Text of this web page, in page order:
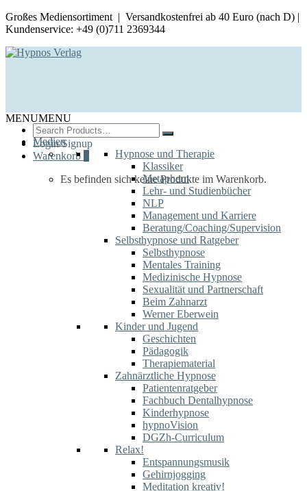
Großes Mediensortiment | Versandkostenfrei ab 40 Euro (nach D) |
Kundenservice: +49 (0)711 2369344
Search
for:
Login/Signup
Warenkorb
Es befinden sich keine Produkte im Warenkorb.
MENUMENU
Medien
Hypnose und Therapie
Klassiker
Metaphern
Lehr- und Studienbücher
NLP
Management und Karriere
Beratung/Coaching/Supervision
Selbsthypnose und Ratgeber
Selbsthypnose
Mentales Training
Medizinische Hypnose
Sexualität und Partnerschaft
Beim Zahnarzt
Werner Eberwein
Kinder und Jugend
Geschichten
Pädagogik
Therapiematerial
Zahnärztliche Hypnose
Patientenratgeber
Fachbuch Dentalhypnose
Kinderhypnose
hypnoVision
DGZh-Curriculum
Relax!
Entspannungsmusik
Gehirnjogging
Meditation kreativ!